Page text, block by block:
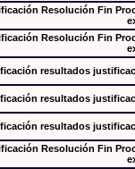
Resolución Fin
Resolución Fin
resultados
resultados
resultados
Resolución Fin